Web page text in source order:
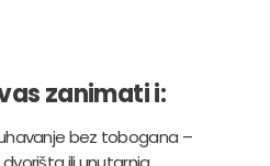
zanimati i:
bez tobogana –